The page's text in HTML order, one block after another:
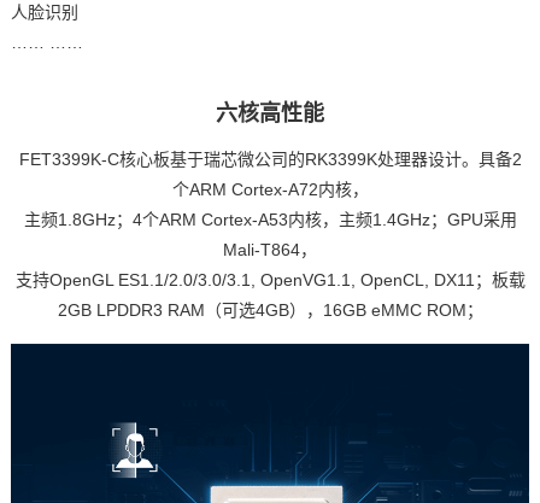
人脸识别
六核高性能
FET3399K-C核心板基于瑞芯微公司的RK3399K处理器设计。具备2
个ARM Cortex-A72内核，
主频1.8GHz；4个ARM Cortex-A53内核，主频1.4GHz；GPU采用
Mali-T864，
支持OpenGL ES1.1/2.0/3.0/3.1, OpenVG1.1, OpenCL, DX11；板载
2GB LPDDR3 RAM（可选4GB），16GB eMMC ROM；